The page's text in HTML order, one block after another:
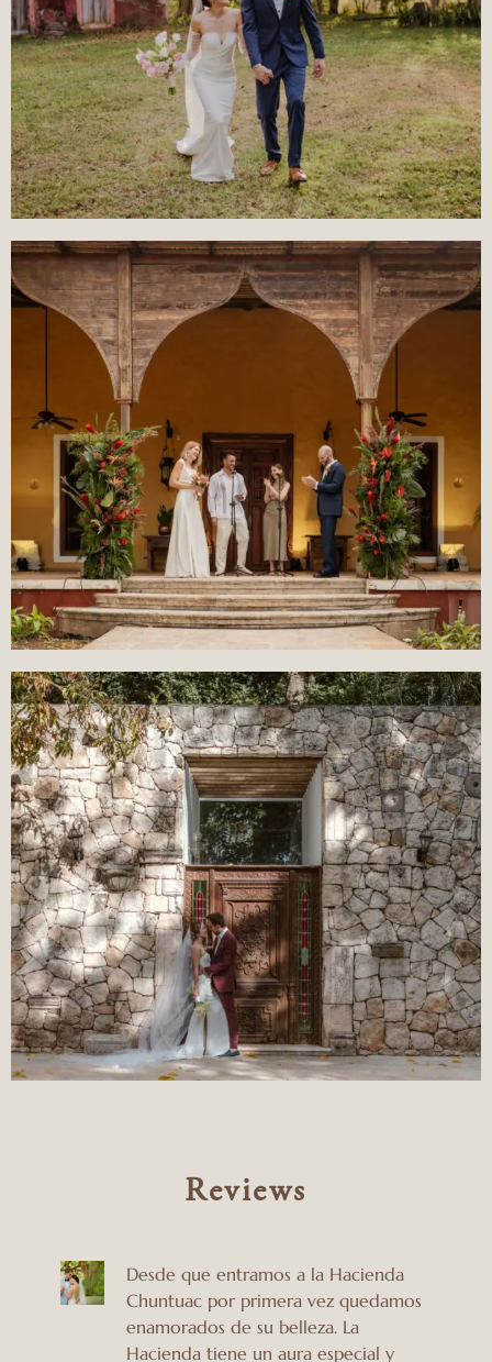
Reviews
Desde que entramos a la Hacienda
Chuntuac por primera vez quedamos
enamorados de su belleza. La
Hacienda tiene un aura especial y